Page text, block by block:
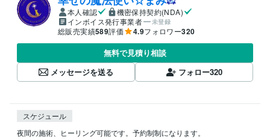
本人確認
機密保持契約(NDA)
インボイス発行事業者
未登録
総販売実績589評価 4.9フォロワー320
無料で見積り相談
メッセージを送る
フォロー320
スケジュール
夜間の施術、ヒーリング可能です。予約制制になります。